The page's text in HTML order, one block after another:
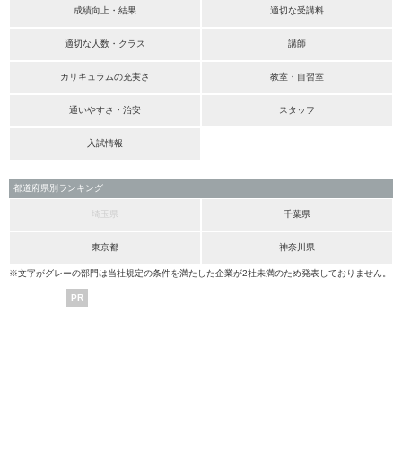
成績向上・結果 適切な受講料
適切な人数・クラス 講師
カリキュラムの充実さ 教室・自習室
通いやすさ・治安 スタッフ
入試情報
都道府県別ランキング
埼玉県 千葉県
東京都 神奈川県
※文字がグレーの部門は当社規定の条件を満たした企業が2社未満のため発表しておりません。
PR